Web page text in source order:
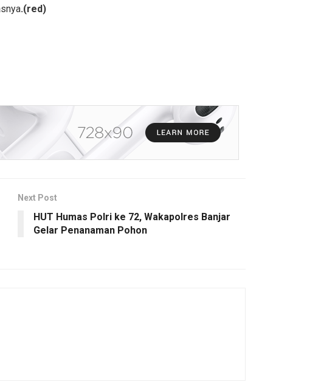
.(red)
Next Post
HUT Humas Polri ke 72, Wakapolres Banjar
Gelar Penanaman Pohon